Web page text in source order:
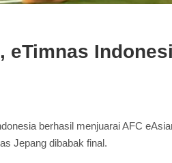
eTimnas
berhasil menjuarai AFC
Jepang dibabak final.